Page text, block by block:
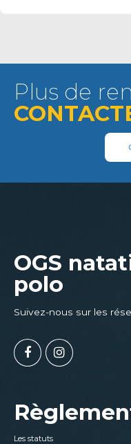
Plus de
OGS
polo
Suivez-nous sur les
Les statuts